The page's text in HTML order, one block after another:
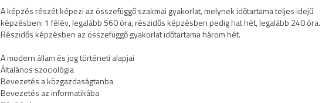
A képzés részét képezi az összefüggő szakmai gyakorlat, melynek időtartama teljes idejű
képzésben: 1 félév, legalább 560 óra, részidős képzésben pedig hat hét, legalább 240 óra.
Részidős képzésben az összefüggő gyakorlat időtartama három hét.
A modern állam és jog történeti alapjai
Általános szociológia
Bevezetés a közgazdaságtanba
Bevezetés az informatikába